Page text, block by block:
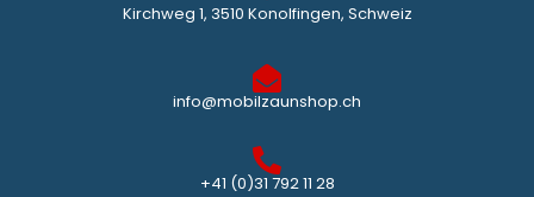
Kirchweg 1, 3510 Konolfingen, Schweiz
info@mobilzaunshop.ch
+41 (0)31 792 11 28